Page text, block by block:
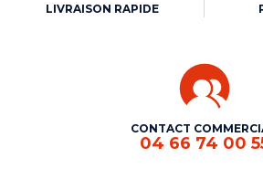
LIVRAISON RAPIDE
CONTACT
04 66 74 00